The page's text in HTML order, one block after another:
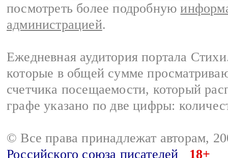
посмотреть более подробную
администрацией.
Ежедневная аудитория портала
которые в общей сумме
счетчика посещаемости, который
графе указано по две цифры:
© Все права принадлежат авторам,
Российского союза писателей
18+